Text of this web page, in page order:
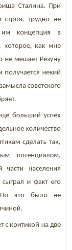
Сталина. При
строя, трудно не
им концепция в
которое, как мне
не мешает Резуну
получается некий
советского
больший успех
количество
сделать так,
потенциалом,
части населения
и факт его
Но это было не
с критикой на две